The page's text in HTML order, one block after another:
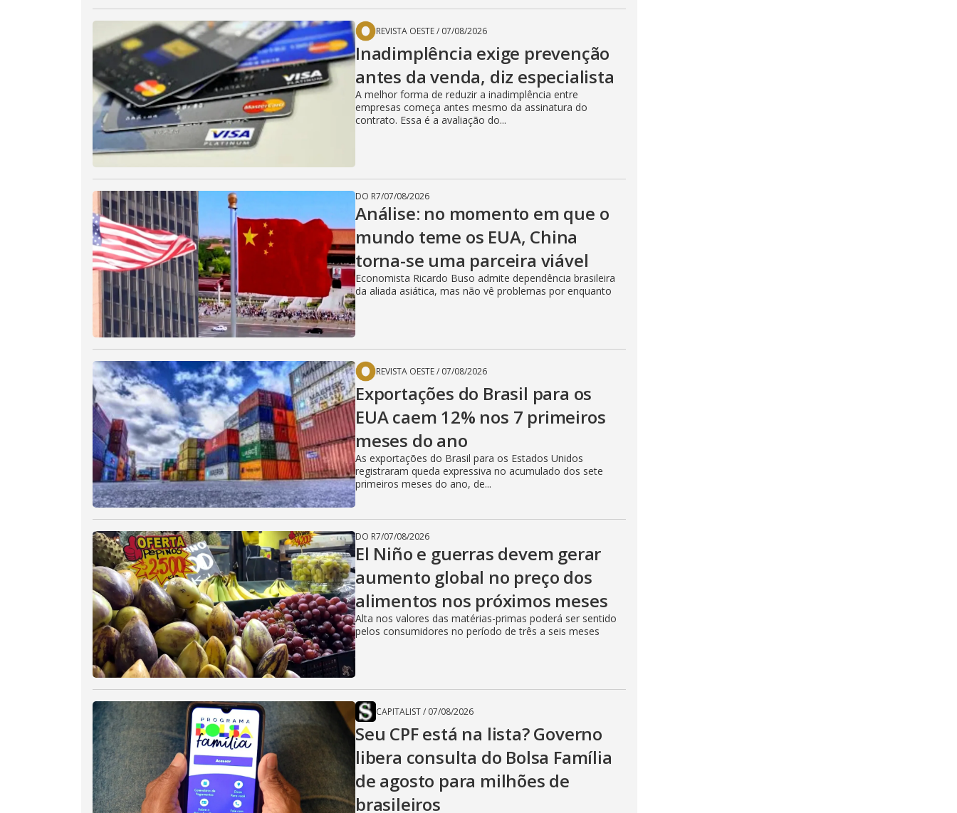
REVISTA OESTE/ 07/08/2026
Inadimplência exige prevenção
antes da venda, diz especialista
A melhor forma de reduzir a inadimplência entre
empresas começa antes mesmo da assinatura do
contrato. Essa é a avaliação do...
DO R7/07/08/2026
Análise: no momento em que o
mundo teme os EUA, China
torna-se uma parceira viável
Economista Ricardo Buso admite dependência brasileira
da aliada asiática, mas não vê problemas por enquanto
REVISTA OESTE/ 07/08/2026
Exportações do Brasil para os
EUA caem 12% nos 7 primeiros
meses do ano
As exportações do Brasil para os Estados Unidos
registraram queda expressiva no acumulado dos sete
primeiros meses do ano, de...
DO R7/07/08/2026
El Niño e guerras devem gerar
aumento global no preço dos
alimentos nos próximos meses
Alta nos valores das matérias-primas poderá ser sentido
pelos consumidores no período de três a seis meses
CAPITALIST/ 07/08/2026
Seu CPF está na lista? Governo
libera consulta do Bolsa Família
de agosto para milhões de
brasileiros